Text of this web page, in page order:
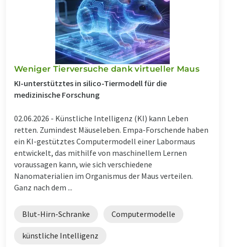
Weniger Tierversuche dank virtueller Maus
KI-unterstütztes in silico-Tiermodell für die
medizinische Forschung
02.06.2026 - Künstliche Intelligenz (KI) kann Leben
retten. Zumindest Mäuseleben. Empa-Forschende haben
ein KI-gestütztes Computermodell einer Labormaus
entwickelt, das mithilfe von maschinellem Lernen
voraussagen kann, wie sich verschiedene
Nanomaterialien im Organismus der Maus verteilen.
Ganz nach dem ...
Blut-Hirn-Schranke Computermodelle
künstliche Intelligenz